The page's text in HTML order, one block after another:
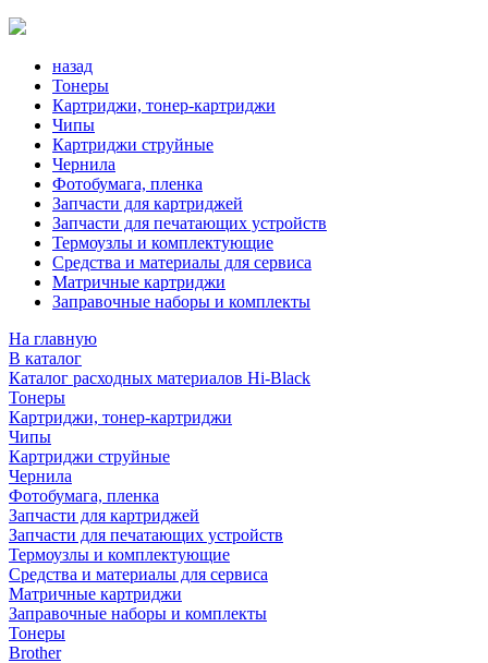
назад
Тонеры
Картриджи, тонер-картриджи
Чипы
Картриджи струйные
Чернила
Фотобумага, пленка
Запчасти для картриджей
Запчасти для печатающих устройств
Термоузлы и комплектующие
Средства и материалы для сервиса
Матричные картриджи
Заправочные наборы и комплекты
На главную
В каталог
Каталог расходных материалов Hi-Black
Тонеры
Картриджи, тонер-картриджи
Чипы
Картриджи струйные
Чернила
Фотобумага, пленка
Запчасти для картриджей
Запчасти для печатающих устройств
Термоузлы и комплектующие
Средства и материалы для сервиса
Матричные картриджи
Заправочные наборы и комплекты
Тонеры
Brother